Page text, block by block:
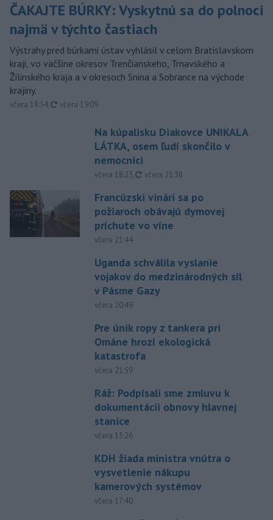
ČAKAJTE BÚRKY: Vyskytnú sa do polnoci
najmä v týchto častiach
Výstrahy pred búrkami ústav vyhlásil v celom Bratislavskom
kraji, vo väčšine okresov Trenčianskeho, Trnavského a
Žilinského kraja a v okresoch Snina a Sobrance na východe
krajiny.
včera 18:54, aktualizované
včera 19:09
Na kúpalisku Diakovce UNIKALA
LÁTKA, osem ľudí skončilo v
nemocnici
včera 18:23, aktualizované
včera 21:38
Francúzski vinári sa po
požiaroch obávajú dymovej
príchute vo víne
včera 21:44
Uganda schválila vyslanie
vojakov do medzinárodných síl
v Pásme Gazy
včera 20:49
Pre únik ropy z tankera pri
Ománe hrozí ekologická
katastrofa
včera 21:59
Ráž: Podpísali sme zmluvu k
dokumentácii obnovy hlavnej
stanice
včera 15:26
KDH žiada ministra vnútra o
vysvetlenie nákupu
kamerových systémov
včera 17:40